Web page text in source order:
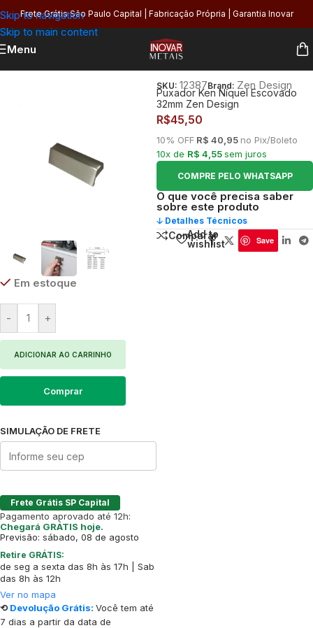
Skip to navigation
Skip to main content
Frete Grátis São Paulo Capital | Fabricação Própria | Garantia Inovar
Menu
Em estoque
- +
ADICIONAR AO CARRINHO
Comprar
SIMULAÇÃO DE FRETE
Frete Grátis SP Capital
Pagamento aprovado até 12h:
Chegará GRÁTIS hoje.
Previsão: sábado, 08 de agosto
Retire GRÁTIS:
de seg a sexta das 8h às 17h | Sab
das 8h às 12h
Ver no mapa
⟲ Devolução Grátis: Você tem até
7 dias a partir da data de
SKU: 12387Brand: Zen Design
Puxador Ken Níquel Escovado
32mm Zen Design
R$45,50
10% OFF R$ 40,95 no Pix/Boleto
10x de R$ 4,55sem juros
COMPRE PELO WHATSAPP
O que você precisa saber
sobre este produto
🡣 Detalhes Técnicos
Comparar
Add to
wishlist
Save